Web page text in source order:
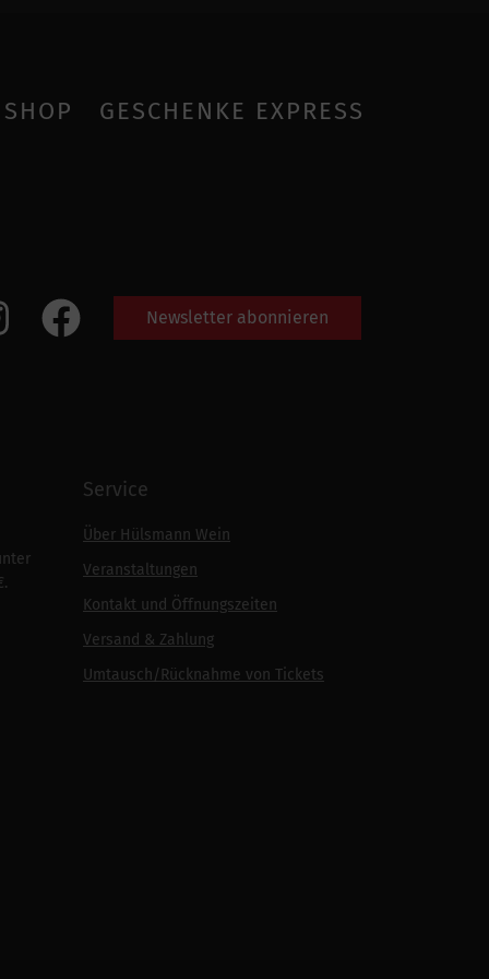
SHOP GESCHENKE EXPRESS
Newsletter abonnieren
Service
Über Hülsmann Wein
Veranstaltungen
Kontakt und Öffnungszeiten
Versand & Zahlung
Umtausch/Rücknahme von Tickets